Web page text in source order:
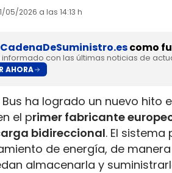
05/2026 a las 14:13 h
CadenaDeSuministro.escomo
con las últimas noticias de
AHORA
Bus ha logrado un nuevo
el primer fabricante
bidireccional. El
de energía, de
almacenarla y